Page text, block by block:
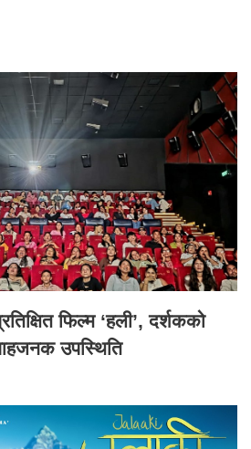
फिल्म ‘हली’, दर्शकको
उपस्थिति